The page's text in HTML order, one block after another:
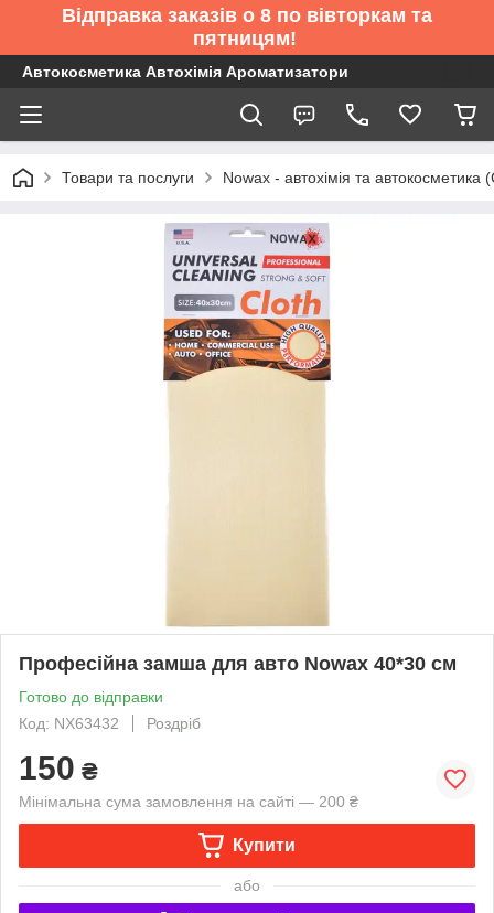
Відправка заказів о 8 по вівторкам та
пятницям!
Автокосметика Автохімія Ароматизатори
Товари та послуги Nowax - автохімія та
Професійна замша для авто Nowax 40*30 см
Готово до відправки
Код: NX63432
Роздріб
150 ₴
Мінімальна сума замовлення на сайті — 200 ₴
Купити
або